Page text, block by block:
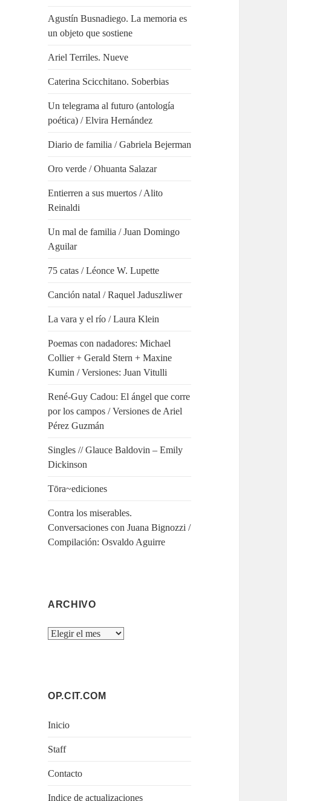
Agustín Busnadiego. La memoria es
un objeto que sostiene
Ariel Terriles. Nueve
Caterina Scicchitano. Soberbias
Un telegrama al futuro (antología
poética) / Elvira Hernández
Diario de familia / Gabriela Bejerman
Oro verde / Ohuanta Salazar
Entierren a sus muertos / Alito
Reinaldi
Un mal de familia / Juan Domingo
Aguilar
75 catas / Léonce W. Lupette
Canción natal / Raquel Jaduszliwer
La vara y el río / Laura Klein
Poemas con nadadores: Michael
Collier + Gerald Stern + Maxine
Kumin / Versiones: Juan Vitulli
René-Guy Cadou: El ángel que corre
por los campos / Versiones de Ariel
Pérez Guzmán
Singles // Glauce Baldovin – Emily
Dickinson
Tōra~ediciones
Contra los miserables.
Conversaciones con Juana Bignozzi /
Compilación: Osvaldo Aguirre
ARCHIVO
Archivo
OP.CIT.COM
Inicio
Staff
Contacto
Indice de actualizaciones